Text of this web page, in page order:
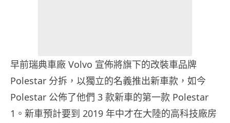
早前瑞典車廠 Volvo 宣佈將旗下的改裝車品牌
Polestar 分拆，以獨立的名義推出新車款，如今
Polestar 公佈了他們 3 款新車的第一款 Polestar
1。新車預計要到 2019 年中才在大陸的高科技廠房